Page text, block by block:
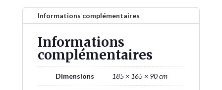
Informations complémentaires
Informations
complémentaires
Dimensions 185 × 165 × 90 cm